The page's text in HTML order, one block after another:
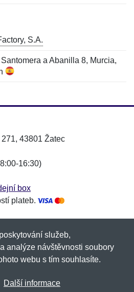
S.A.
a Abanilla 8, Murcia,
271, 43801 Žatec
16:30)
box
plateb.
let s vámi)Netnakup.cz
služeb,
analýze návštěvnosti soubory
webu s tím souhlasíte.
Další informace